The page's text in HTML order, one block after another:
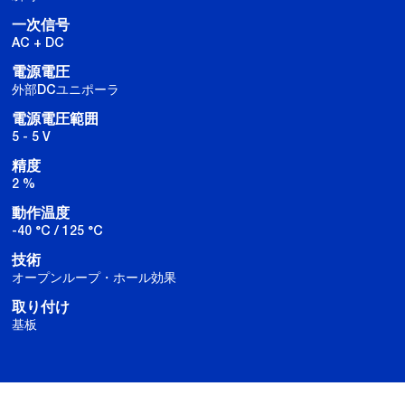
一次信号
AC + DC
電源電圧
外部DCユニポーラ
電源電圧範囲
5 - 5 V
精度
2 %
動作温度
-40 °C / 125 °C
技術
オープンループ・ホール効果
取り付け
基板